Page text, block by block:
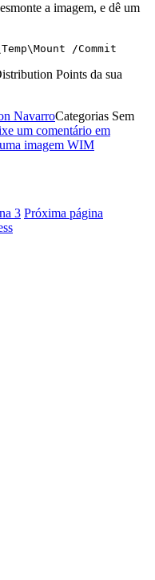
a imagem, e dê um
/Commit
Points da sua
NavarroCategorias Sem
um comentário em
imagem WIM
3 Próxima página